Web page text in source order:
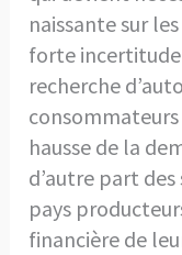
naissante sur
forte incertitude
recherche
hausse de la
d’autre part
pays
financière de